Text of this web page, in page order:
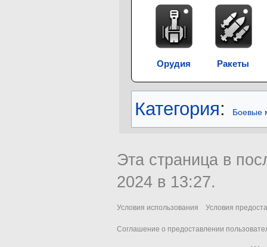
Орудия Ракеты
Категория: Боевые
Эта страница в
2024 в 13:27.
Условия использования Условия
Соглашение о предоставлении